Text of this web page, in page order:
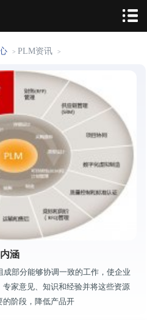
> PLM资讯 >
涵
部分能够协调一致的工作，使企业
家意见、知识和经验并将这些资源
的阶段，降低产品开